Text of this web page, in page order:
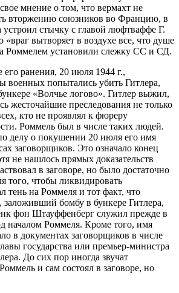
мнение о том, что вермахт не
вторжению союзников во Францию, в
устроил стычку с главой люфтваффе Г.
«враг вытворяет в воздухе все, что душе
Роммелем установили слежку СС и СД.
его ранения, 20 июля 1944 г.,
военных попытались убить Гитлера,
«Волчье логово». Гитлер выжил,
жесточайшие преследования не только
кто не проявлял к фюреру
Роммель был в числе таких людей.
делу о покушении 20 июля его имя
заговорщиков. Это означало конец
не нашлось прямых доказательств
в заговоре, но было достаточно
того, чтобы ликвидировать
тень на Роммеля и тот факт, что
заложивший бомбу в бункере Гитлера,
фон Штауффенберг служил прежде в
началом Роммеля. Кроме того, имя
в документах заговорщиков в числе
государства или премьер-министра
До сих пор иногда звучат
и сам состоял в заговоре, но